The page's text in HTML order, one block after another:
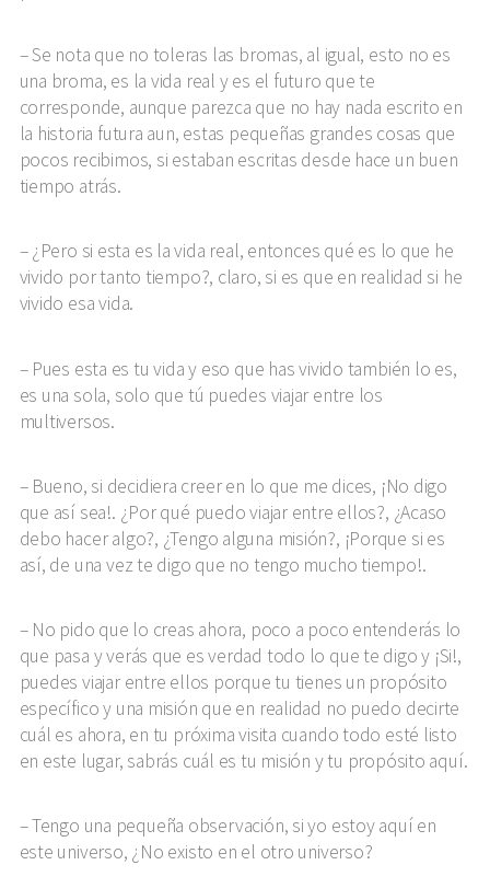
Se nota que no toleras las bromas, al igual, esto no es
una broma, es la vida real y es el futuro que te
corresponde, aunque parezca que no hay nada escrito en
la historia futura aun, estas pequeñas grandes cosas que
pocos recibimos, si estaban escritas desde hace un buen
tiempo atrás.
¿Pero si esta es la vida real, entonces qué es lo que he
vivido por tanto tiempo?, claro, si es que en realidad si he
vivido esa vida.
Pues esta es tu vida y eso que has vivido también lo es,
es una sola, solo que tú puedes viajar entre los
multiversos.
Bueno, si decidiera creer en lo que me dices, ¡No digo
que así sea!. ¿Por qué puedo viajar entre ellos?, ¿Acaso
debo hacer algo?, ¿Tengo alguna misión?, ¡Porque si es
así, de una vez te digo que no tengo mucho tiempo!.
No pido que lo creas ahora, poco a poco entenderás lo
que pasa y verás que es verdad todo lo que te digo y ¡Si!,
puedes viajar entre ellos porque tu tienes un propósito
específico y una misión que en realidad no puedo decirte
cuál es ahora, en tu próxima visita cuando todo esté listo
en este lugar, sabrás cuál es tu misión y tu propósito aquí.
Tengo una pequeña observación, si yo estoy aquí en
este universo, ¿No existo en el otro universo?